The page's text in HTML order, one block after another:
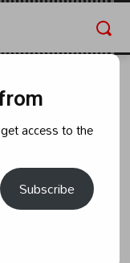
చేసే
చేయలేదని
access to the
Subscribe